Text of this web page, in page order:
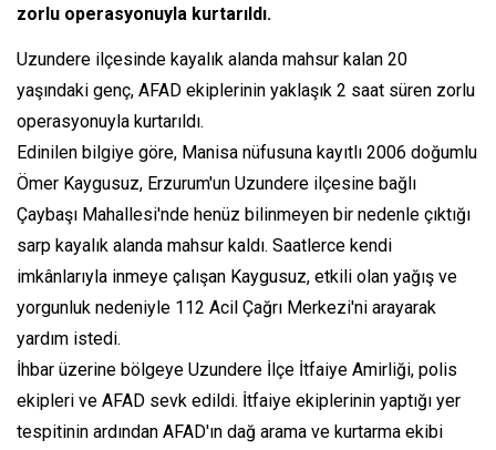
zorlu operasyonuyla kurtarıldı.
Uzundere ilçesinde kayalık alanda mahsur kalan 20
yaşındaki genç, AFAD ekiplerinin yaklaşık 2 saat süren zorlu
operasyonuyla kurtarıldı.
Edinilen bilgiye göre, Manisa nüfusuna kayıtlı 2006 doğumlu
Ömer Kaygusuz, Erzurum'un Uzundere ilçesine bağlı
Çaybaşı Mahallesi'nde henüz bilinmeyen bir nedenle çıktığı
sarp kayalık alanda mahsur kaldı. Saatlerce kendi
imkânlarıyla inmeye çalışan Kaygusuz, etkili olan yağış ve
yorgunluk nedeniyle 112 Acil Çağrı Merkezi'ni arayarak
yardım istedi.
İhbar üzerine bölgeye Uzundere İlçe İtfaiye Amirliği, polis
ekipleri ve AFAD sevk edildi. İtfaiye ekiplerinin yaptığı yer
tespitinin ardından AFAD'ın dağ arama ve kurtarma ekibi